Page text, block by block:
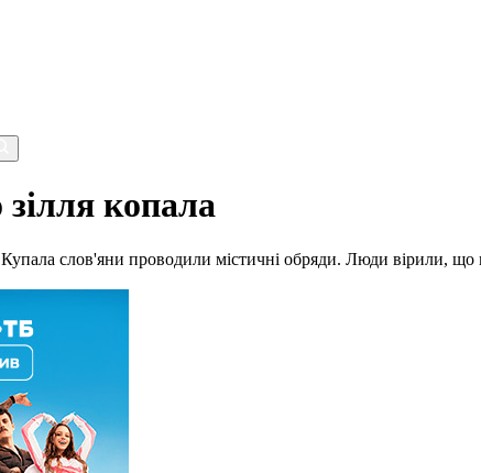
копала
Купала слов'яни проводили містичні обряди. Люди вірили,